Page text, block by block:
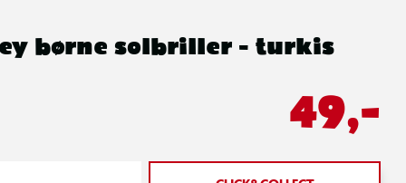
børne solbriller - turkis
49,-